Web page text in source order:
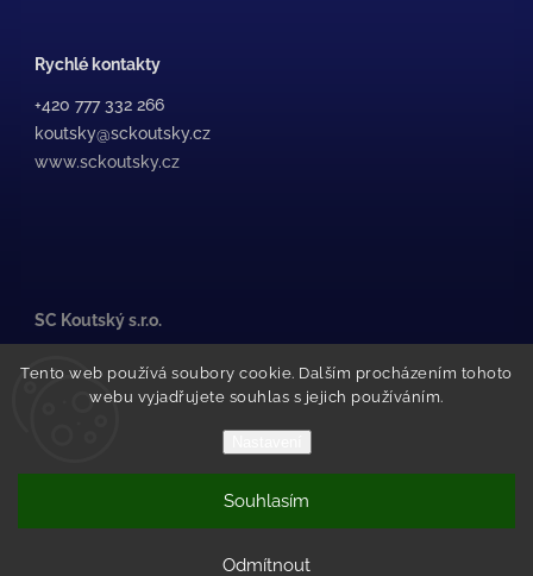
Tento web používá soubory cookie. Dalším procházením tohoto
webu vyjadřujete souhlas s jejich používáním.
Odmítnout
Souhlasím
Rychlé kontakty
+420 777 332 266
koutsky@sckoutsky.cz
www.sckoutsky.cz
SC Koutský s.r.o.
500 02 Hradec Králové
Pražské Předměstí
Vytvořil Shoptet